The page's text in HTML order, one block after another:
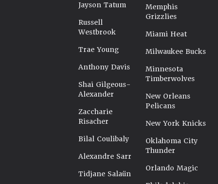
Jayson Tatum
Russell
Westbrook
Trae Young
Anthony Davis
Shai Gilgeous-
Alexander
Zaccharie
Risacher
Bilal Coulibaly
Alexandre Sarr
Tidjane Salaün
Memphis
Grizzlies
Miami Heat
Milwaukee Bucks
Minnesota
Timberwolves
New Orleans
Pelicans
New York Knicks
Oklahoma City
Thunder
Orlando Magic